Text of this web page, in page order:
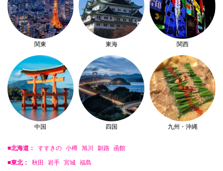
関東 東海 関西
中国 四国 九州・沖縄
■北海道： すすきの 小樽 旭川 釧路 函館
■東北： 秋田 岩手 宮城 福島